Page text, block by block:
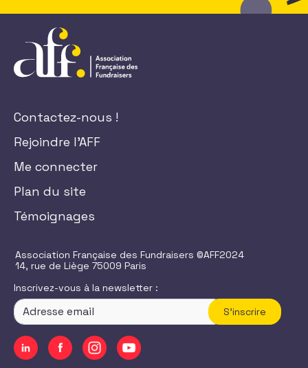
Contactez-nous !
Rejoindre l'AFF
Me connecter
Plan du site
Témoignages
Association Française des Fundraisers ©AFF2024
14, rue de Liège 75009 Paris
Inscrivez-vous à la newsletter :
S'inscrire